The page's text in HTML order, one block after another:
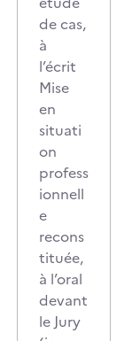
de cas,
à
l’écrit
Mise
en
situati
on
profess
ionnell
e
recons
tituée,
à l’oral
devant
le Jury